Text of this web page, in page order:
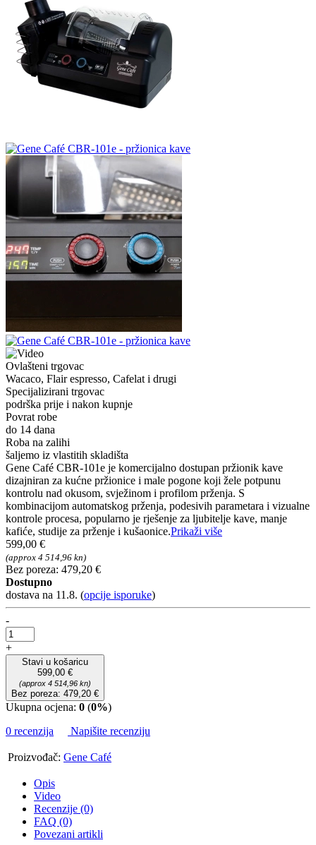
Ovlašteni trgovac
Wacaco, Flair espresso, Cafelat i drugi
Specijalizirani trgovac
podrška prije i nakon kupnje
Povrat robe
do 14 dana
Roba na zalihi
šaljemo iz vlastitih skladišta
Gene Café CBR-101e je komercijalno dostupan pržionik kave
dizajniran za kućne pržionice i male pogone koji žele potpunu
kontrolu nad okusom, svježinom i profilom prženja. S
kombinacijom automatskog prženja, podesivih parametara i vizualne
kontrole procesa, popularno je rješenje za ljubitelje kave, manje
kafiće, studije za prženje i kušaonice.Prikaži više
599,00 €
(approx 4 514,96 kn)
Bez poreza: 479,20 €
Dostupno
dostava na 11.8. (opcije isporuke)
-
+
Stavi u košaricu
599,00 €
(approx 4 514,96 kn)
Bez poreza: 479,20 €
Ukupna ocjena: 0 (0%)
0 recenzija
Napišite recenziju
Proizvođač: Gene Café
Opis
Video
Recenzije (0)
FAQ (0)
Povezani artikli